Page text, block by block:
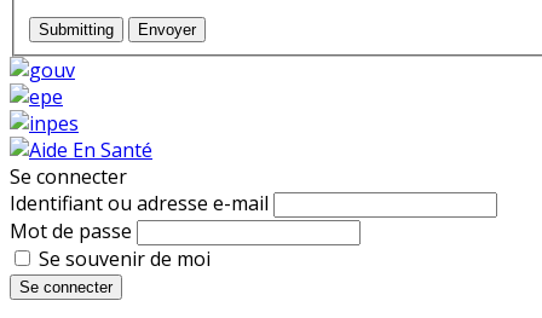
Submitting Envoyer
Se connecter
Identifiant ou adresse e-mail
Mot de passe
Se souvenir de moi
Se connecter